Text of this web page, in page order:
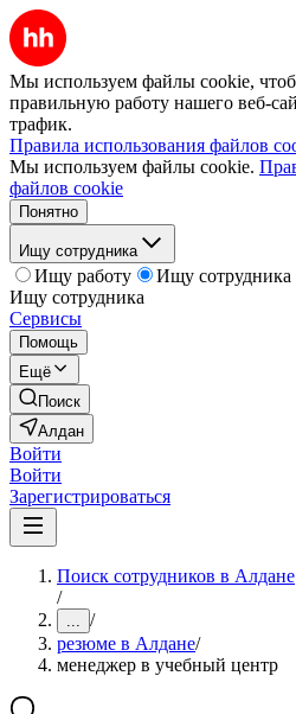
Мы используем файлы cookie,
правильную работу нашего веб-
трафик.
Правила использования файлов
Мы используем файлы cookie.
файлов cookie
Понятно
Ищу сотрудника
Ищу работу
Ищу сотрудника
Ищу сотрудника
Сервисы
Помощь
Ещё
Поиск
Алдан
Войти
Войти
Зарегистрироваться
Поиск сотрудников в Алдане
/
... /
резюме в Алдане/
менеджер в учебный центр